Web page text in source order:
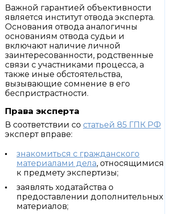
Важной гарантией объективности
является институт отвода эксперта.
Основания отвода аналогичны
основаниям отвода судьи и
включают наличие личной
заинтересованности, родственные
связи с участниками процесса, а
также иные обстоятельства,
вызывающие сомнение в его
беспристрастности.
Права эксперта
В соответствии со статьей 85 ГПК РФ
эксперт вправе:
знакомиться с гражданского
материалами дела, относящимися
к предмету экспертизы;
заявлять ходатайства о
предоставлении дополнительных
материалов;